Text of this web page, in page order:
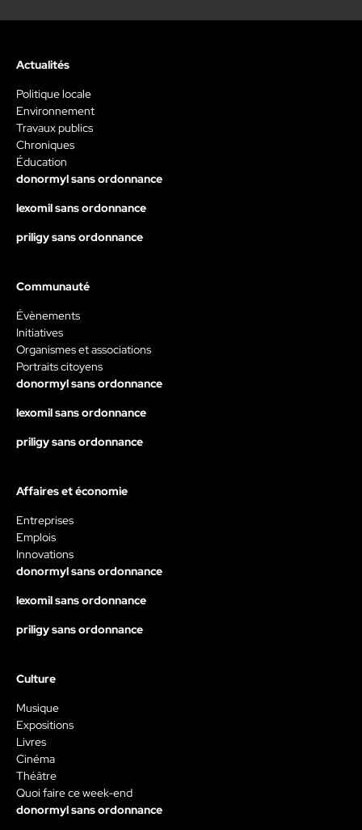
Actualités
Politique locale
Environnement
Travaux publics
Chroniques
Éducation
donormyl sans ordonnance
lexomil sans ordonnance
priligy sans ordonnance
Communauté
Évènements
Initiatives
Organismes et associations
Portraits citoyens
donormyl sans ordonnance
lexomil sans ordonnance
priligy sans ordonnance
Affaires et économie
Entreprises
Emplois
Innovations
donormyl sans ordonnance
lexomil sans ordonnance
priligy sans ordonnance
Culture
Musique
Expositions
Livres
Cinéma
Théâtre
Quoi faire ce week-end
donormyl sans ordonnance